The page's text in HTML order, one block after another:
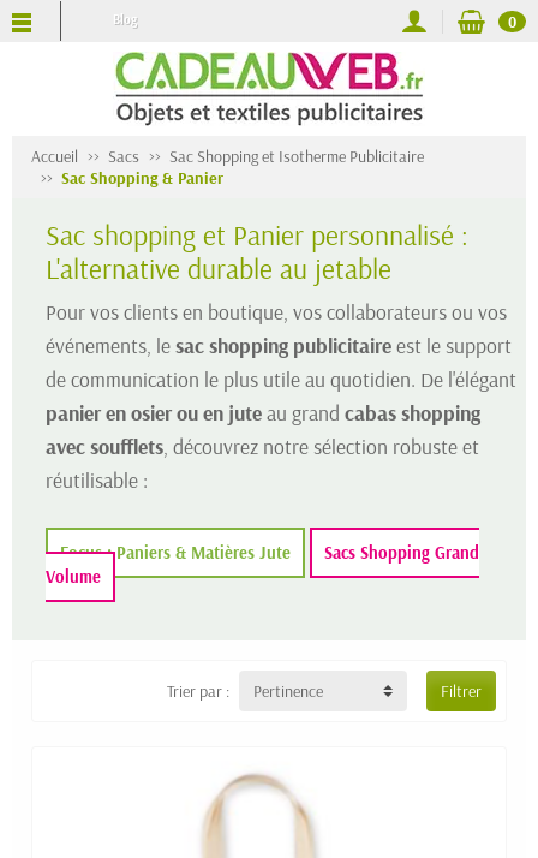
Blog 0
Accueil Sacs
Sac Shopping et Isotherme Publicitaire
Sac Shopping & Panier
Sac shopping et Panier personnalisé :
L'alternative durable au jetable
Pour vos clients en boutique, vos collaborateurs ou vos
événements, lesac shopping publicitaireest le support
de communication le plus utile au quotidien. De l'élégant
panier en osier ou en juteau grand cabas shopping
avec soufflets , découvrez notre sélection robuste et
réutilisable :
Focus : Paniers & Matières Jute
Sacs Shopping Grand
Volume
Trier par : Pertinence Filtrer